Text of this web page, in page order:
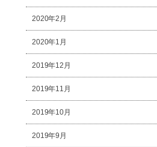
2020年2月
2020年1月
2019年12月
2019年11月
2019年10月
2019年9月